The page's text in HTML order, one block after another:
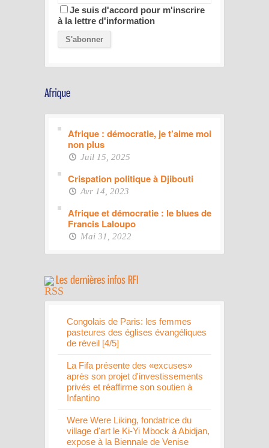
Je suis d'accord pour m'inscrire
à la lettre d'information
Afrique : démocratie, je t’aime moi
non plus
Juil 15, 2025
Crispation politique à Djibouti
Avr 14, 2023
Afrique et démocratie : le blues de
Francis Laloupo
Mai 31, 2022
Congolais de Paris: les femmes
pasteures des églises évangéliques
de réveil [4/5]
La Fifa présente des «excuses»
après son projet d'investissements
privés et réaffirme son soutien à
Infantino
Were Were Liking, fondatrice du
village d'art le Ki-Yi Mbock à Abidjan,
expose à la Biennale de Venise